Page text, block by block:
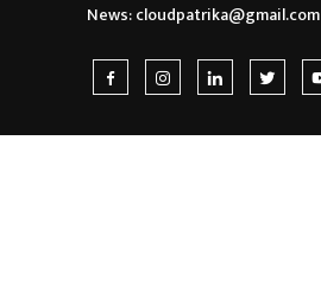
News:cloudpatrika@gmail.com